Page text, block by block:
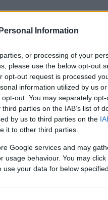
Information
or processing of your
please use the below opt-out
opt-out request is processed
information utilized by us
out. You may separately
parties on the IAB’s list of
by us to third parties on the
it to other third parties.
Google services and may
usage behaviour. You may
your data for below
megfelelő
vesz felszerelést, és a
új életet